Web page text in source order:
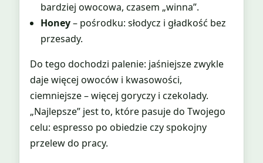
bardziej owocowa, czasem „winna”.
Honey– pośrodku: słodycz i gładkość bez
przesady.
Do tego dochodzi palenie: jaśniejsze zwykle
daje więcej owoców i kwasowości,
ciemniejsze – więcej goryczy i czekolady.
„Najlepsze” jest to, które pasuje do Twojego
celu: espresso po obiedzie czy spokojny
przelew do pracy.